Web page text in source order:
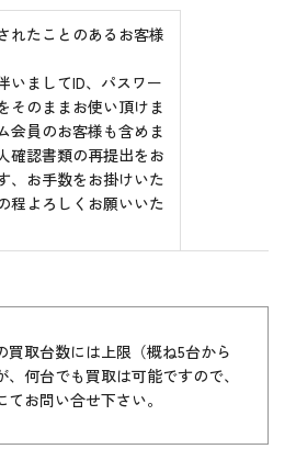
れたことのあるお客様
いましてID、パスワー
そのままお使い頂けま
会員のお客様も含めま
確認書類の再提出をお
、お手数をお掛けいた
程よろしくお願いいた
買取台数には上限（概ね5台から
何台でも買取は可能ですので、
お問い合せ下さい。